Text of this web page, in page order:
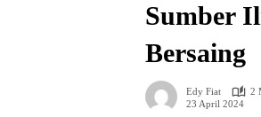
Sumber
Bersaing
Edy Fiat
2
23 April 2024